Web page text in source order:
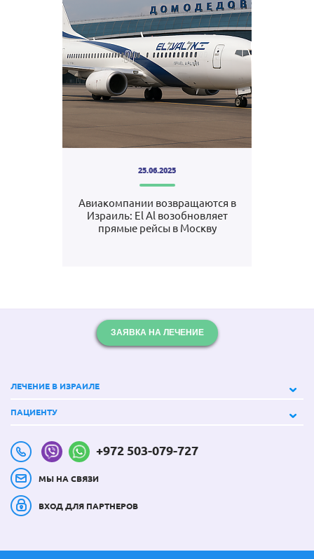
25.06.2025
Авиакомпании возвращаются в
Израиль: El Al возобновляет
прямые рейсы в Москву
ЗАЯВКА НА ЛЕЧЕНИЕ
ЛЕЧЕНИЕ В ИЗРАИЛЕ
ПАЦИЕНТУ
+972 503-079-727
МЫ НА СВЯЗИ
ВХОД ДЛЯ ПАРТНЕРОВ